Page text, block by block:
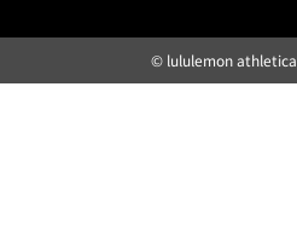
© lululemon athletica